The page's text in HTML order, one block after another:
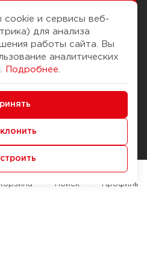
Помощь
Доставка и оплата
Способы оплаты
Служба контроля качества
cookie и сервисы веб-
для анализа
работы сайта. Вы
аналитических
Подробнее
Поиск Профиль